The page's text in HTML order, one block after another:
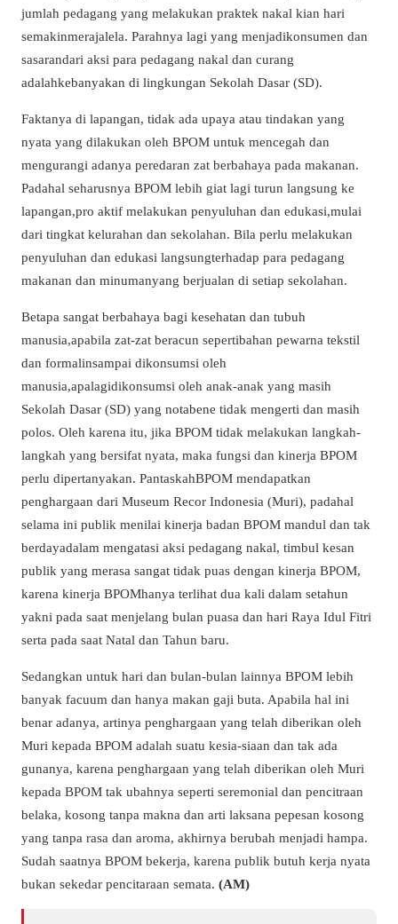
jumlah pedagang yang melakukan praktek nakal kian hari
semakinmerajalela. Parahnya lagi yang menjadikonsumen dan
sasarandari aksi para pedagang nakal dan curang
adalahkebanyakan di lingkungan Sekolah Dasar (SD).
Faktanya di lapangan, tidak ada upaya atau tindakan yang
nyata yang dilakukan oleh BPOM untuk mencegah dan
mengurangi adanya peredaran zat berbahaya pada makanan.
Padahal seharusnya BPOM lebih giat lagi turun langsung ke
lapangan,pro aktif melakukan penyuluhan dan edukasi,mulai
dari tingkat kelurahan dan sekolahan. Bila perlu melakukan
penyuluhan dan edukasi langsungterhadap para pedagang
makanan dan minumanyang berjualan di setiap sekolahan.
Betapa sangat berbahaya bagi kesehatan dan tubuh
manusia,apabila zat-zat beracun sepertibahan pewarna tekstil
dan formalinsampai dikonsumsi oleh
manusia,apalagidikonsumsi oleh anak-anak yang masih
Sekolah Dasar (SD) yang notabene tidak mengerti dan masih
polos. Oleh karena itu, jika BPOM tidak melakukan langkah-
langkah yang bersifat nyata, maka fungsi dan kinerja BPOM
perlu dipertanyakan. PantaskahBPOM mendapatkan
penghargaan dari Museum Recor Indonesia (Muri), padahal
selama ini publik menilai kinerja badan BPOM mandul dan tak
berdayadalam mengatasi aksi pedagang nakal, timbul kesan
publik yang merasa sangat tidak puas dengan kinerja BPOM,
karena kinerja BPOMhanya terlihat dua kali dalam setahun
yakni pada saat menjelang bulan puasa dan hari Raya Idul Fitri
serta pada saat Natal dan Tahun baru.
Sedangkan untuk hari dan bulan-bulan lainnya BPOM lebih
banyak facuum dan hanya makan gaji buta. Apabila hal ini
benar adanya, artinya penghargaan yang telah diberikan oleh
Muri kepada BPOM adalah suatu kesia-siaan dan tak ada
gunanya, karena penghargaan yang telah diberikan oleh Muri
kepada BPOM tak ubahnya seperti seremonial dan pencitraan
belaka, kosong tanpa makna dan arti laksana pepesan kosong
yang tanpa rasa dan aroma, akhirnya berubah menjadi hampa.
Sudah saatnya BPOM bekerja, karena publik butuh kerja nyata
bukan sekedar pencitaraan semata. (AM)